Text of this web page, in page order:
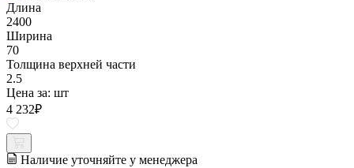
Длина
2400
Ширина
70
Толщина верхней части
2.5
Цена за: шт
4 232₽
Наличие уточняйте у менеджера